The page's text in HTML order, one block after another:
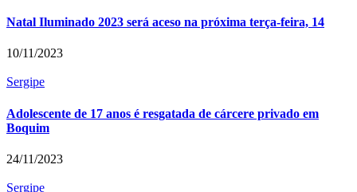
Natal Iluminado 2023 será aceso na próxima terça-feira, 14
10/11/2023
Sergipe
Adolescente de 17 anos é resgatada de cárcere privado em
Boquim
24/11/2023
Sergipe